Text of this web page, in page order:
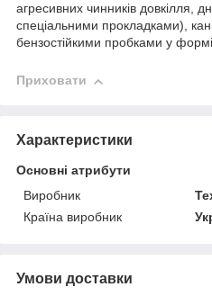
агресивних чинників довкілля,
спеціальними прокладками),
бензостійкими пробками у
Приховати
Характеристики
Основні атрибути
Виробник
Країна виробник
Умови доставки